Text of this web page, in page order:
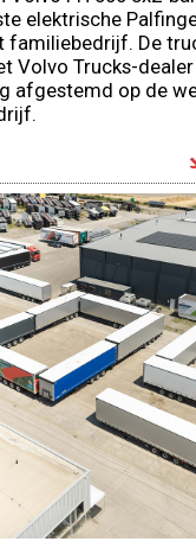
elektrische
familiebedrijf. De
Volvo Trucks-
afgestemd op de